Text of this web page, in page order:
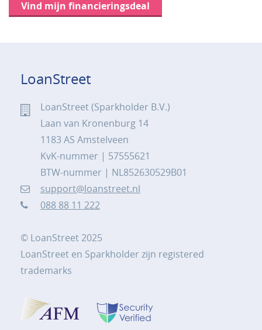
Vind mijn financieringsdeal
LoanStreet
LoanStreet (Sparkholder B.V.)
Laan van Kronenburg 14
1183 AS Amstelveen
KvK-nummer | 57555621
BTW-nummer | NL852630529B01
support@loanstreet.nl
088 88 11 222
© LoanStreet 2025
LoanStreet en Sparkholder zijn registered
trademarks